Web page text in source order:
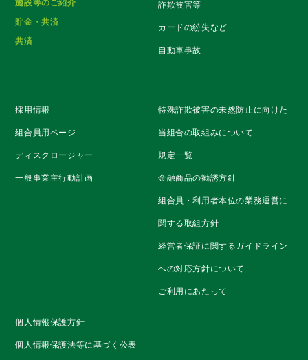
施設等のご紹介
貯金・共済
共済
詐欺被害等
カードの紛失など
自動車事故
採用情報
組合員用ページ
ディスクロージャー
一般事業主行動計画
特殊詐欺被害の未然防止に向けた
当組合の取組みについて
規定一覧
金融商品の勧誘方針
組合員・利用者本位の業務運営に
関する取組方針
経営者保証に関するガイドライン
への対応方針について
ご利用にあたって
個人情報保護方針
個人情報保護法等に基づく公表